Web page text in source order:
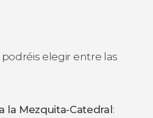
elegir entre las
la Mezquita-Catedral: